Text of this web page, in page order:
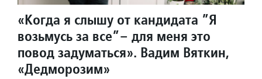
«Когда я слышу от кандидата ”Я
возьмусь за все”– для меня это
повод задуматься». Вадим Вяткин,
«Дедморозим»